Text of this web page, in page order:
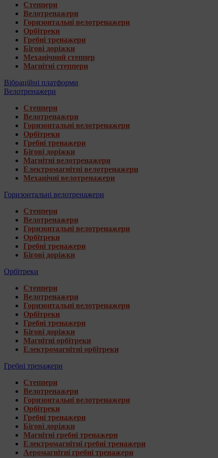
Степпери
Велотренажери
Горизонтальні велотренажери
Орбітреки
Гребні тренажери
Бігові доріжки
Механічний степпер
Магнітні степпери
Вібраційні платформи
Велотренажери
Степпери
Велотренажери
Горизонтальні велотренажери
Орбітреки
Гребні тренажери
Бігові доріжки
Магнітні велотренажери
Електромагнітні велотренажери
Механічні велотренажери
Горизонтальні велотренажери
Степпери
Велотренажери
Горизонтальні велотренажери
Орбітреки
Гребні тренажери
Бігові доріжки
Орбітреки
Степпери
Велотренажери
Горизонтальні велотренажери
Орбітреки
Гребні тренажери
Бігові доріжки
Магнітні орбітреки
Електромагнітні орбітреки
Гребні тренажери
Степпери
Велотренажери
Горизонтальні велотренажери
Орбітреки
Гребні тренажери
Бігові доріжки
Магнітні гребні тренажери
Електромагнітні гребні тренажери
Аеромагнітні гребні тренажери